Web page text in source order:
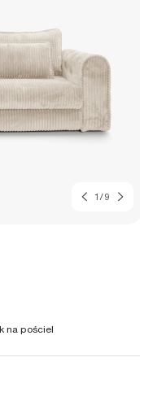
1 /z9
na pościel